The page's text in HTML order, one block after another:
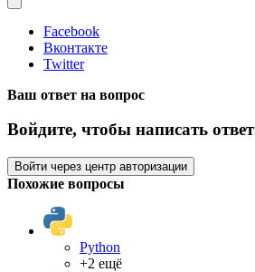
Facebook
Вконтакте
Twitter
Ваш ответ на вопрос
Войдите, чтобы написать ответ
Войти через центр авторизации
Похожие вопросы
Python
+2 ещё